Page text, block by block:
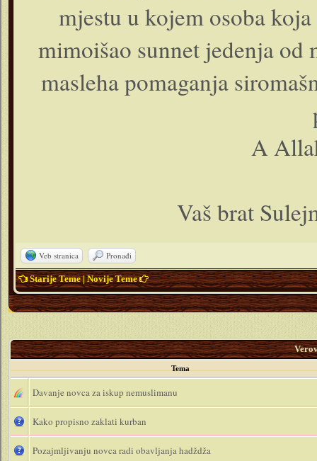
mjestu u kojem osoba
mimoišao sunnet jedenja od
masleha pomaganja
A
Vaš brat
Veb stranica Pronađi
Starije Teme|Novije Teme
Tema
Davanje novca za iskup nemuslimanu
Kako propisno zaklati kurban
Pozajmljivanju novca radi obavljanja hadždža